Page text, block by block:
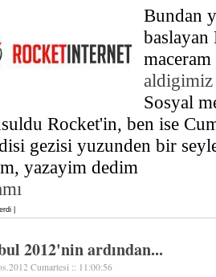
Bundan
baslayan
aldigimiz
Sosyal
Rocket'in, ben ise
gezisi yuzunden bir
yazayim dedim
|
2012'nin ardından...
Cumartesi :: 11:00:56